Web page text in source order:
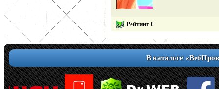
Рейтинг 0
В каталоге